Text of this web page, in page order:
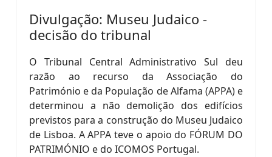
Divulgação: Museu Judaico -
decisão do tribunal
O Tribunal Central Administrativo Sul deu
razão ao recurso da Associação do
Património e da População de Alfama (APPA) e
determinou a não demolição dos edifícios
previstos para a construção do Museu Judaico
de Lisboa. A APPA teve o apoio do FÓRUM DO
PATRIMÓNIO e do ICOMOS Portugal.